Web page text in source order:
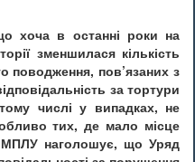
хоча в останні роки на
зменшилася кількість
поводження, пов’язаних з
за тортури
числі у випадках, не
тих, де мало місце
наголошує, що Уряд